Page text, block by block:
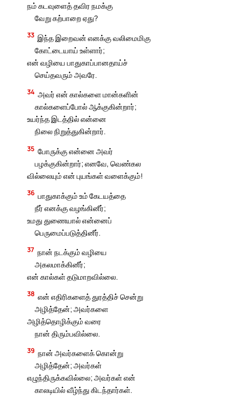
நம் கடவுளைத் தவிர நமக்கு
வேறு கற்பாறை ஏது?
33 இந்த இறைவன் எனக்கு வலிமைமிகு
கோட்டையாய் உள்ளார்;
என் வழியை பாதுகாப்பானதாய்ச்
செய்தவரும் அவரே.
34 அவர் என் கால்களை மான்களின்
கால்களைப்போல் ஆக்குகின்றார்;
உயர்ந்த இடத்தில் என்னை
நிலை நிறுத்துகின்றார்.
35 போருக்கு என்னை அவர்
பழக்குகின்றார்; எனவே, வெண்கல
வில்லையும் என் புயங்கள் வளைக்கும்!
36 பாதுகாக்கும் உம் கேடயத்தை
நீர் எனக்கு வழங்கினீர்;
உமது துணையால் என்னைப்
பெருமைப்படுத்தினீர்.
37 நான் நடக்கும் வழியை
அகலமாக்கினீர்;
என் கால்கள் தடுமாறவில்லை.
38 என் எதிரிகளைத் துரத்திச் சென்று
அழித்தேன்; அவர்களை
அழித்தொழிக்கும் வரை
நான் திரும்பவில்லை.
39 நான் அவர்களைக் கொன்று
அழித்தேன்; அவர்கள்
எழுந்திருக்கவில்லை; அவர்கள் என்
காலடியில் வீழ்ந்து கிடந்தார்கள்.